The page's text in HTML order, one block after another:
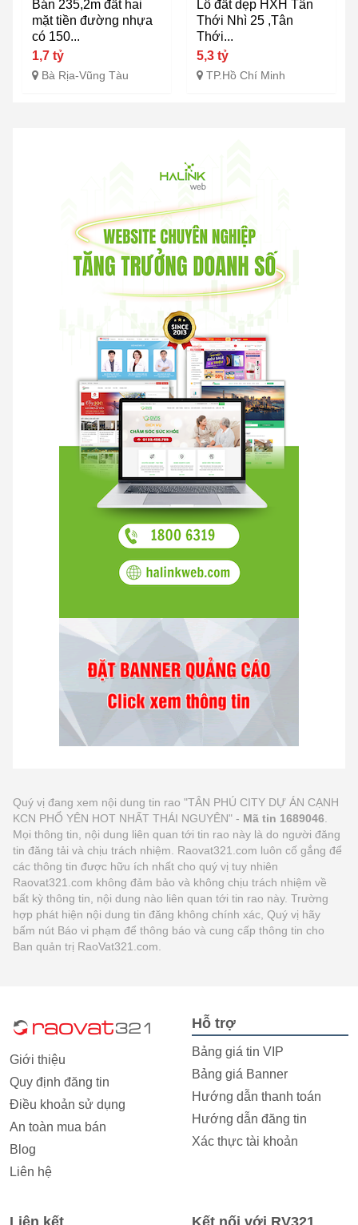
Bán 235,2m đất hai
mặt tiền đường nhựa
có 150...
1,7 tỷ
Bà Rịa-Vũng Tàu
Lô đất dẹp HXH Tân
Thới Nhì 25 ,Tân
Thới...
5,3 tỷ
TP.Hồ Chí Minh
Quý vị đang xem nội dung tin rao "TÂN PHÚ CITY DỰ ÁN CẠNH
KCN PHỔ YÊN HOT NHẤT THÁI NGUYÊN" - Mã tin 1689046
Mọi thông tin, nội dung liên quan tới tin rao này là do người đăng
tin đăng tải và chịu trách nhiệm. Raovat321.com luôn cố gắng để
các thông tin được hữu ích nhất cho quý vị tuy nhiên
Raovat321.com không đảm bảo và không chịu trách nhiệm về
bất kỳ thông tin, nội dung nào liên quan tới tin rao này. Trường
hợp phát hiện nội dung tin đăng không chính xác, Quý vị hãy
bấm nút Báo vi phạm để thông báo và cung cấp thông tin cho
Ban quản trị RaoVat321.com.
Giới thiệu
Quy định đăng tin
Điều khoản sử dụng
An toàn mua bán
Blog
Liên hệ
Hỗ trợ
Bảng giá tin VIP
Bảng giá Banner
Hướng dẫn thanh toán
Hướng dẫn đăng tin
Xác thực tài khoản
Liên kết Kết nối với RV321